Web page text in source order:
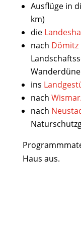
Ausflüge in
km)
die
nach Dömitz
ins
nach
nach
Haus aus.